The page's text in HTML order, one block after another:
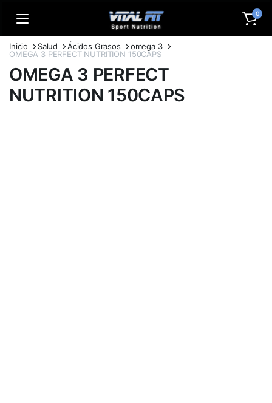
0
Inicio Salud Ácidos Grasos
omega 3
OMEGA 3 PERFECT NUTRITION 150CAPS
OMEGA 3 PERFECT
NUTRITION 150CAPS